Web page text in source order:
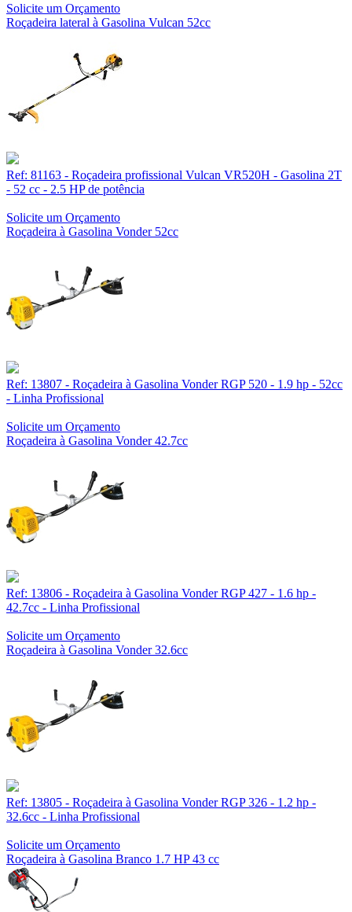
Solicite um Orçamento
Roçadeira lateral à Gasolina Vulcan 52cc
Ref: 81163 - Roçadeira profissional Vulcan VR520H - Gasolina 2T
- 52 cc - 2.5 HP de potência
Solicite um Orçamento
Roçadeira à Gasolina Vonder 52cc
Ref: 13807 - Roçadeira à Gasolina Vonder RGP 520 - 1.9 hp - 52cc
- Linha Profissional
Solicite um Orçamento
Roçadeira à Gasolina Vonder 42.7cc
Ref: 13806 - Roçadeira à Gasolina Vonder RGP 427 - 1.6 hp -
42.7cc - Linha Profissional
Solicite um Orçamento
Roçadeira à Gasolina Vonder 32.6cc
Ref: 13805 - Roçadeira à Gasolina Vonder RGP 326 - 1.2 hp -
32.6cc - Linha Profissional
Solicite um Orçamento
Roçadeira à Gasolina Branco 1.7 HP 43 cc